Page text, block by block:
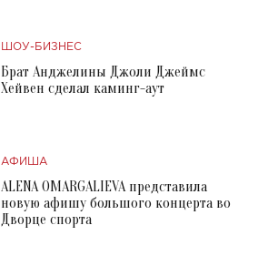
ШОУ-БИЗНЕС
Брат Анджелины Джоли Джеймс
Хейвен сделал каминг-аут
АФИША
ALENA OMARGALIEVA представила
новую афишу большого концерта во
Дворце спорта